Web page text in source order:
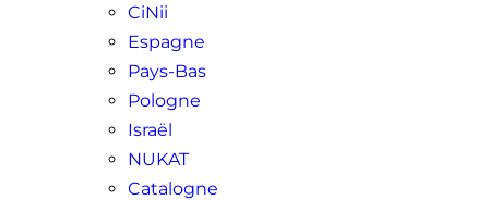
CiNii
Espagne
Pays-Bas
Pologne
Israël
NUKAT
Catalogne